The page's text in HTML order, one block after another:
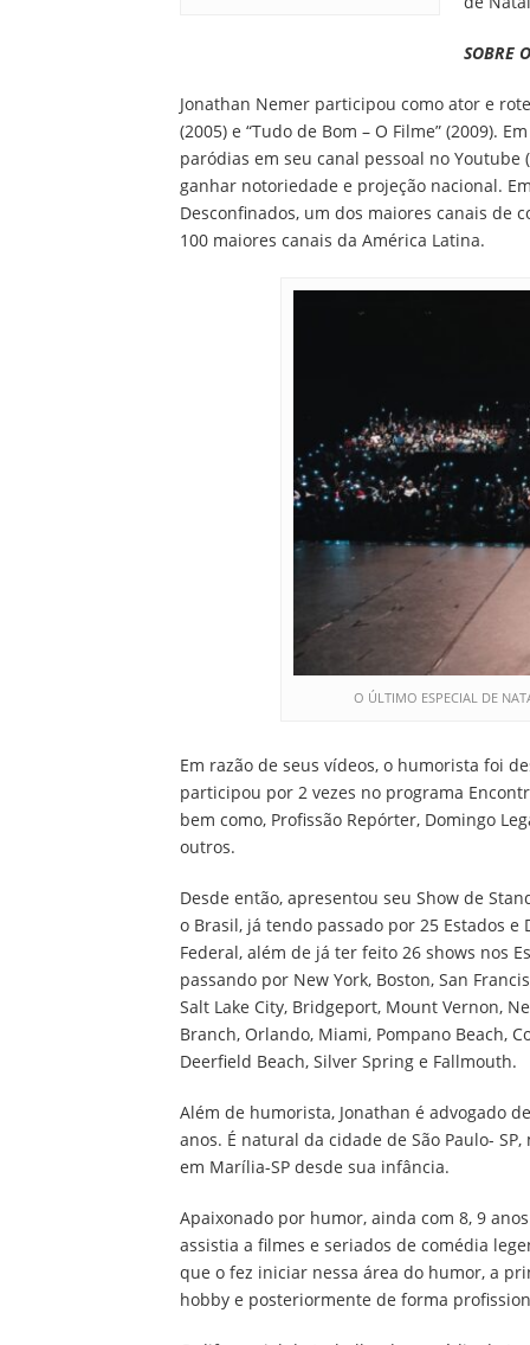
SOBRE
Jonathan Nemer participou como ator e
(2005) e “Tudo de Bom – O Filme” (2009).
paródias em seu canal pessoal no
ganhar notoriedade e projeção nacional.
Desconfinados, um dos maiores canais de
100 maiores canais da América Latina.
O ÚLTIMO ESPECIAL DE
Em razão de seus vídeos, o humorista foi
participou por 2 vezes no programa
bem como, Profissão Repórter, Domingo
outros.
Desde então, apresentou seu Show de
o Brasil, já tendo passado por 25 Estados e
Federal, além de já ter feito 26 shows nos
passando por New York, Boston, San
Salt Lake City, Bridgeport, Mount Vernon,
Branch, Orlando, Miami, Pompano Beach,
Deerfield Beach, Silver Spring e Fallmouth.
Além de humorista, Jonathan é advogado
anos. É natural da cidade de São Paulo- SP,
em Marília-SP desde sua infância.
Apaixonado por humor, ainda com 8, 9
assistia a filmes e seriados de comédia
que o fez iniciar nessa área do humor, a
hobby e posteriormente de forma